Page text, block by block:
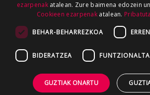
ezarpenakatalean. Zure baimena edozein
Cookieen ezarpenak atalean.
BEHAR-BEHARREZKOA
BIDERATZEA
GUZTIAK ONARTU